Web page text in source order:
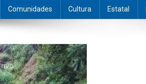
Comunidades Cultura Estatal